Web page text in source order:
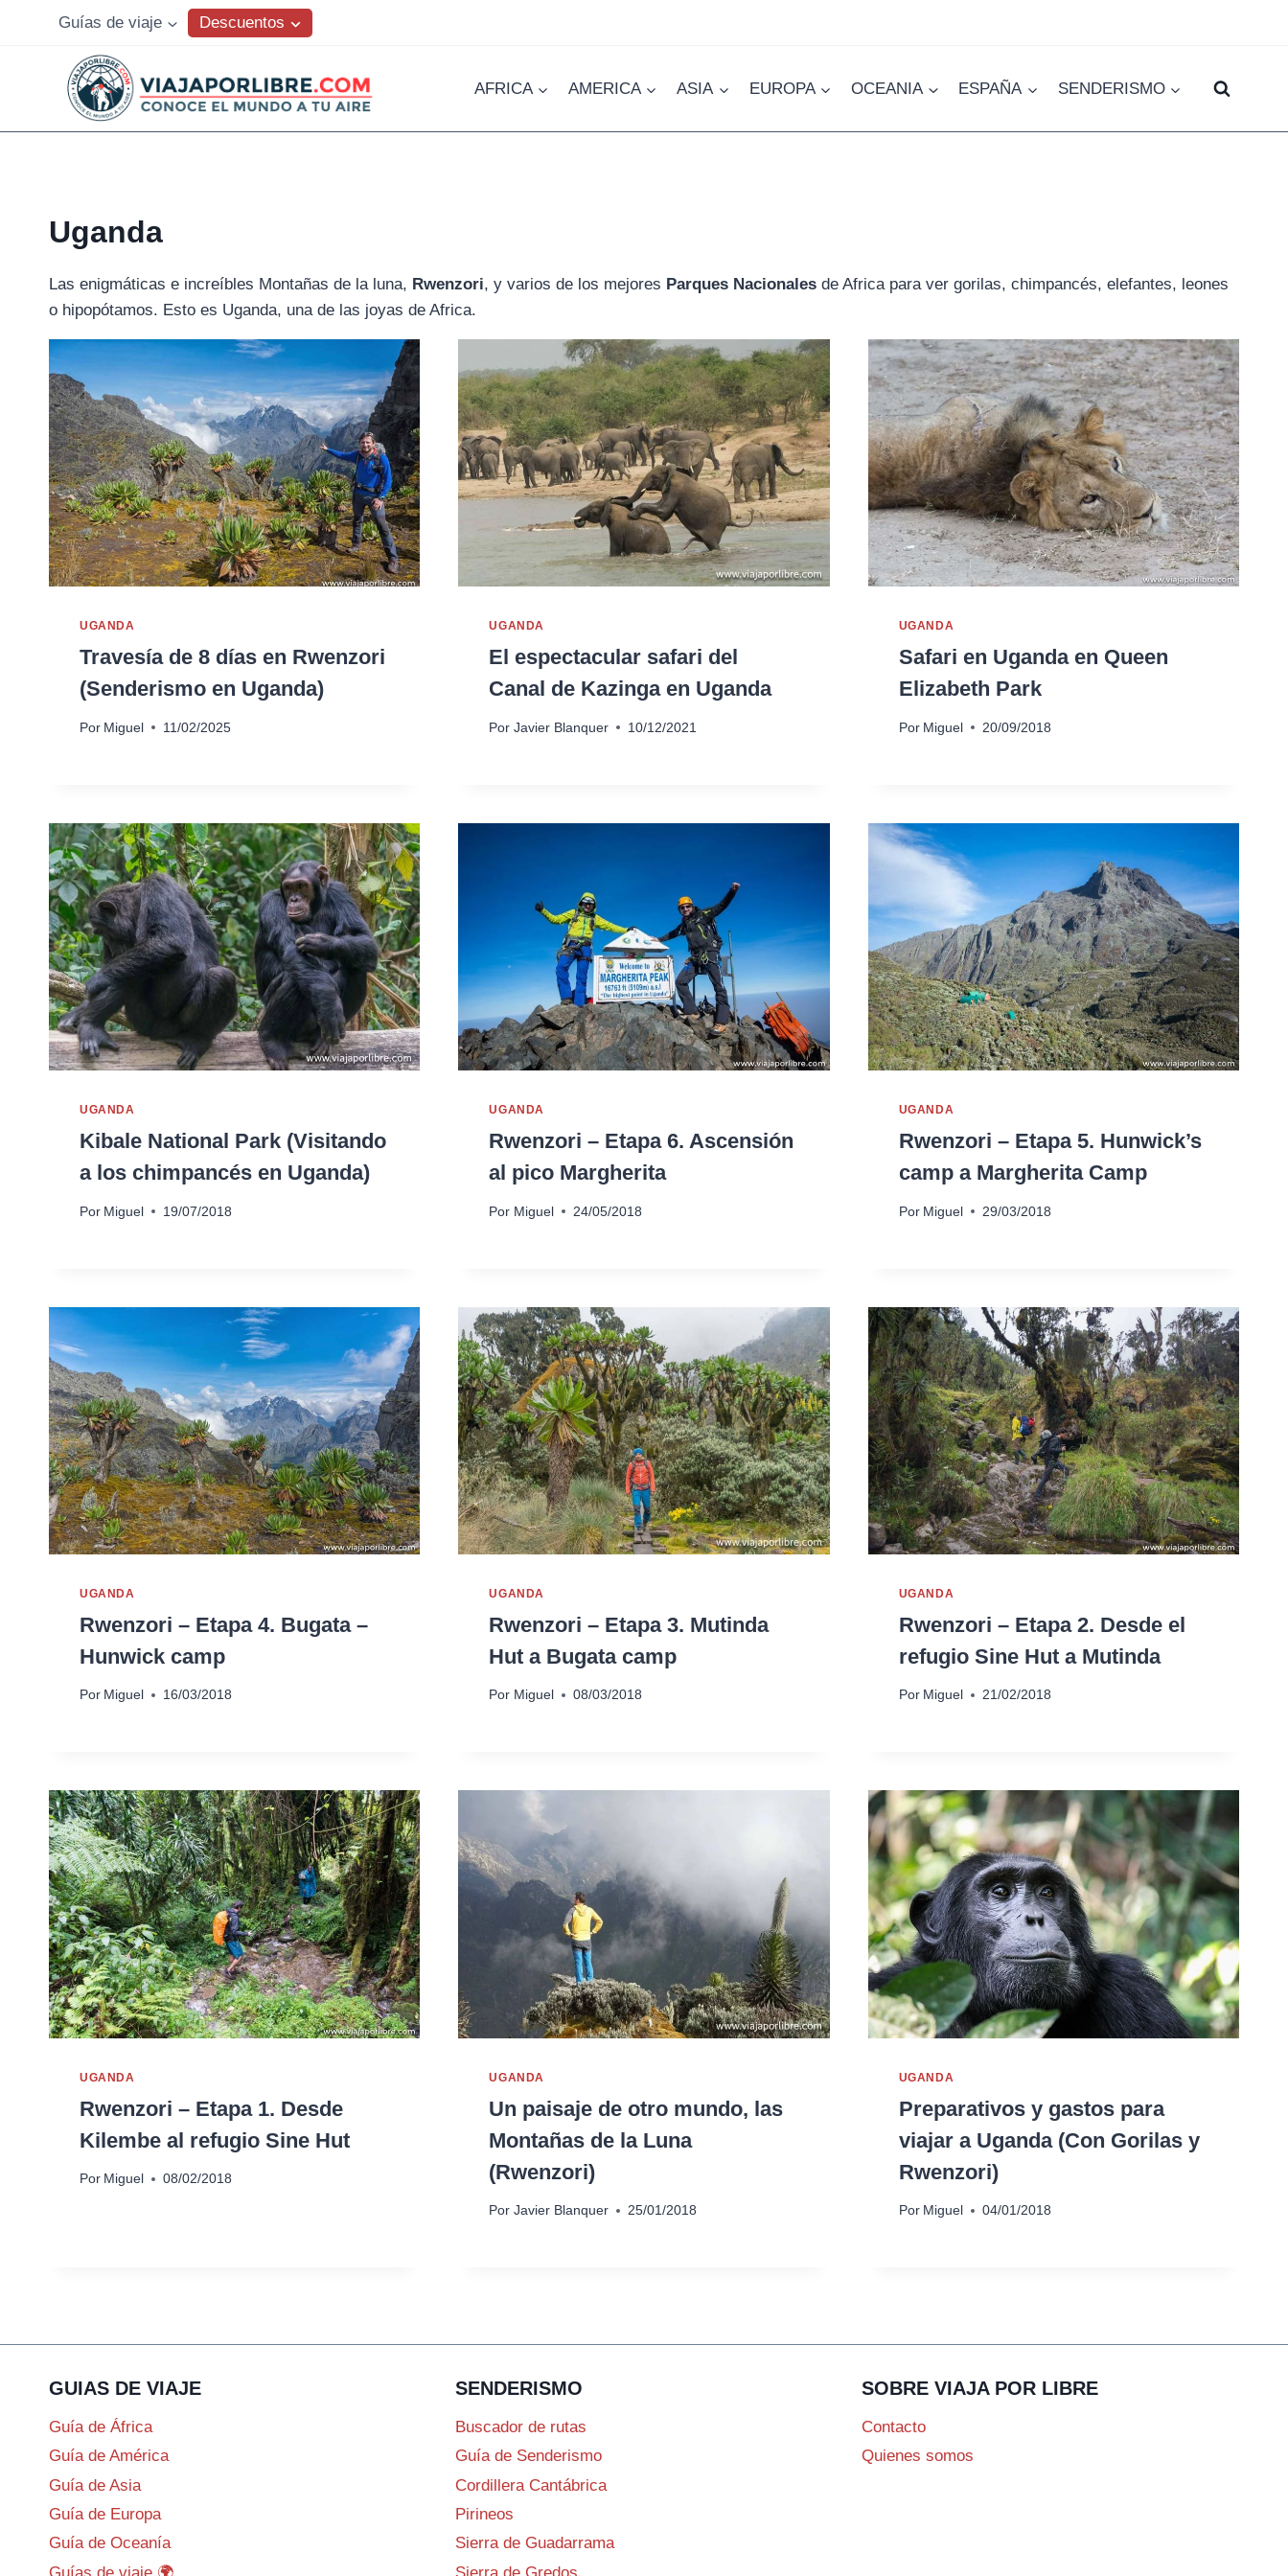
Guías de viaje Descuentos
AFRICA AMERICA ASIA EUROPA OCEANIA ESPAÑA SENDERISMO
Uganda
Las enigmáticas e increíbles Montañas de la luna, Rwenzori, y varios de los mejores Parques Nacionales de Africa para ver gorilas, chimpancés, elefantes, leones
o hipopótamos. Esto es Uganda, una de las joyas de Africa.
UGANDA
Travesía de 8 días en Rwenzori
(Senderismo en Uganda)
Por Miguel 11/02/2025
UGANDA
El espectacular safari del
Canal de Kazinga en Uganda
Por Javier Blanquer 10/12/2021
UGANDA
Safari en Uganda en Queen
Elizabeth Park
Por Miguel 20/09/2018
UGANDA
Kibale National Park (Visitando
a los chimpancés en Uganda)
Por Miguel 19/07/2018
UGANDA
Rwenzori – Etapa 6. Ascensión
al pico Margherita
Por Miguel 24/05/2018
UGANDA
Rwenzori – Etapa 5. Hunwick’s
camp a Margherita Camp
Por Miguel 29/03/2018
UGANDA
Rwenzori – Etapa 4. Bugata –
Hunwick camp
Por Miguel 16/03/2018
UGANDA
Rwenzori – Etapa 3. Mutinda
Hut a Bugata camp
Por Miguel 08/03/2018
UGANDA
Rwenzori – Etapa 2. Desde el
refugio Sine Hut a Mutinda
Por Miguel 21/02/2018
UGANDA
Rwenzori – Etapa 1. Desde
Kilembe al refugio Sine Hut
Por Miguel 08/02/2018
UGANDA
Un paisaje de otro mundo, las
Montañas de la Luna
(Rwenzori)
Por Javier Blanquer 25/01/2018
UGANDA
Preparativos y gastos para
viajar a Uganda (Con Gorilas y
Rwenzori)
Por Miguel 04/01/2018
GUIAS DE VIAJE
Guía de África
Guía de América
Guía de Asia
Guía de Europa
Guía de Oceanía
Guías de viaje 🌍
SENDERISMO
Buscador de rutas
Guía de Senderismo
Cordillera Cantábrica
Pirineos
Sierra de Guadarrama
Sierra de Gredos
SOBRE VIAJA POR LIBRE
Contacto
Quienes somos